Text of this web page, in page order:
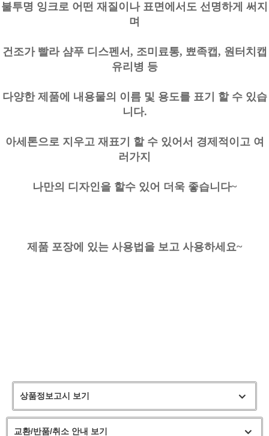
불투명 잉크로 어떤 재질이나 표면에서도 선명하게 써지
며
건조가 빨라 샴푸 디스펜서, 조미료통, 뾰족캡, 원터치캡
유리병 등
다양한 제품에 내용물의 이름 및 용도를 표기 할 수 있습
니다.
아세톤으로 지우고 재표기 할 수 있어서 경제적이고 여
러가지
나만의 디자인을 할수 있어 더욱 좋습니다~
제품 포장에 있는 사용법을 보고 사용하세요~
상품정보고시 보기
교환/반품/취소 안내 보기